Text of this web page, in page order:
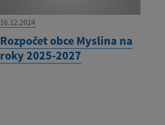
16.12.2024
Rozpočet obce Myslina na
roky 2025-2027